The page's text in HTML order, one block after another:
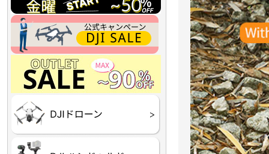
【90％OFF最終処分
Final】OUTLET
【店舗展示品処分】
OUTLET
【～30％OFF】
OUTLET
【～50％OFF】
OUTLET
【～75％OFF】
OUTLET
DJI Lito シリーズ
DJI Flip
DJI Avata シリーズ
DJI Neo シリーズ
DJI Mavic シリーズ
DJI Phantom シリーズ
DJI Inspire シリーズ
DJI FPV
DJI Spark
Ryze TELLO
DJI Goggles シリーズ
DJI OSMO シリーズ
DJI RONIN・DJI RS シ
DJI Mic シリーズ